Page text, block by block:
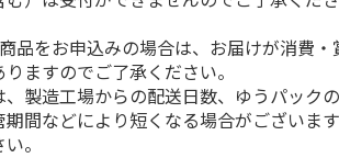
品をお申込みの場合は、お届けが消費・
ますのでご了承ください。
製造工場からの配送日数、ゆうパックの
間などにより短くなる場合がございます
。